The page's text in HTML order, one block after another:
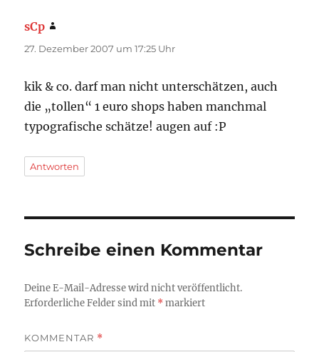
sCp
27. Dezember 2007 um 17:25 Uhr
kik & co. darf man nicht unterschätzen, auch
die „tollen“ 1 euro shops haben manchmal
typografische schätze! augen auf :P
Antworten
Schreibe einen Kommentar
Deine E-Mail-Adresse wird nicht veröffentlicht.
Erforderliche Felder sind mit *markiert
KOMMENTAR *